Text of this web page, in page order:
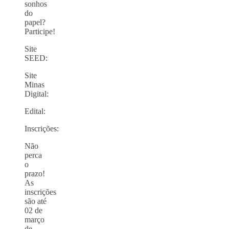
sonhos
do
papel?
Participe!
Site
SEED:
Site
Minas
Digital:
Edital:
Inscrições:
Não
perca
o
prazo!
As
inscrições
são até
02 de
março